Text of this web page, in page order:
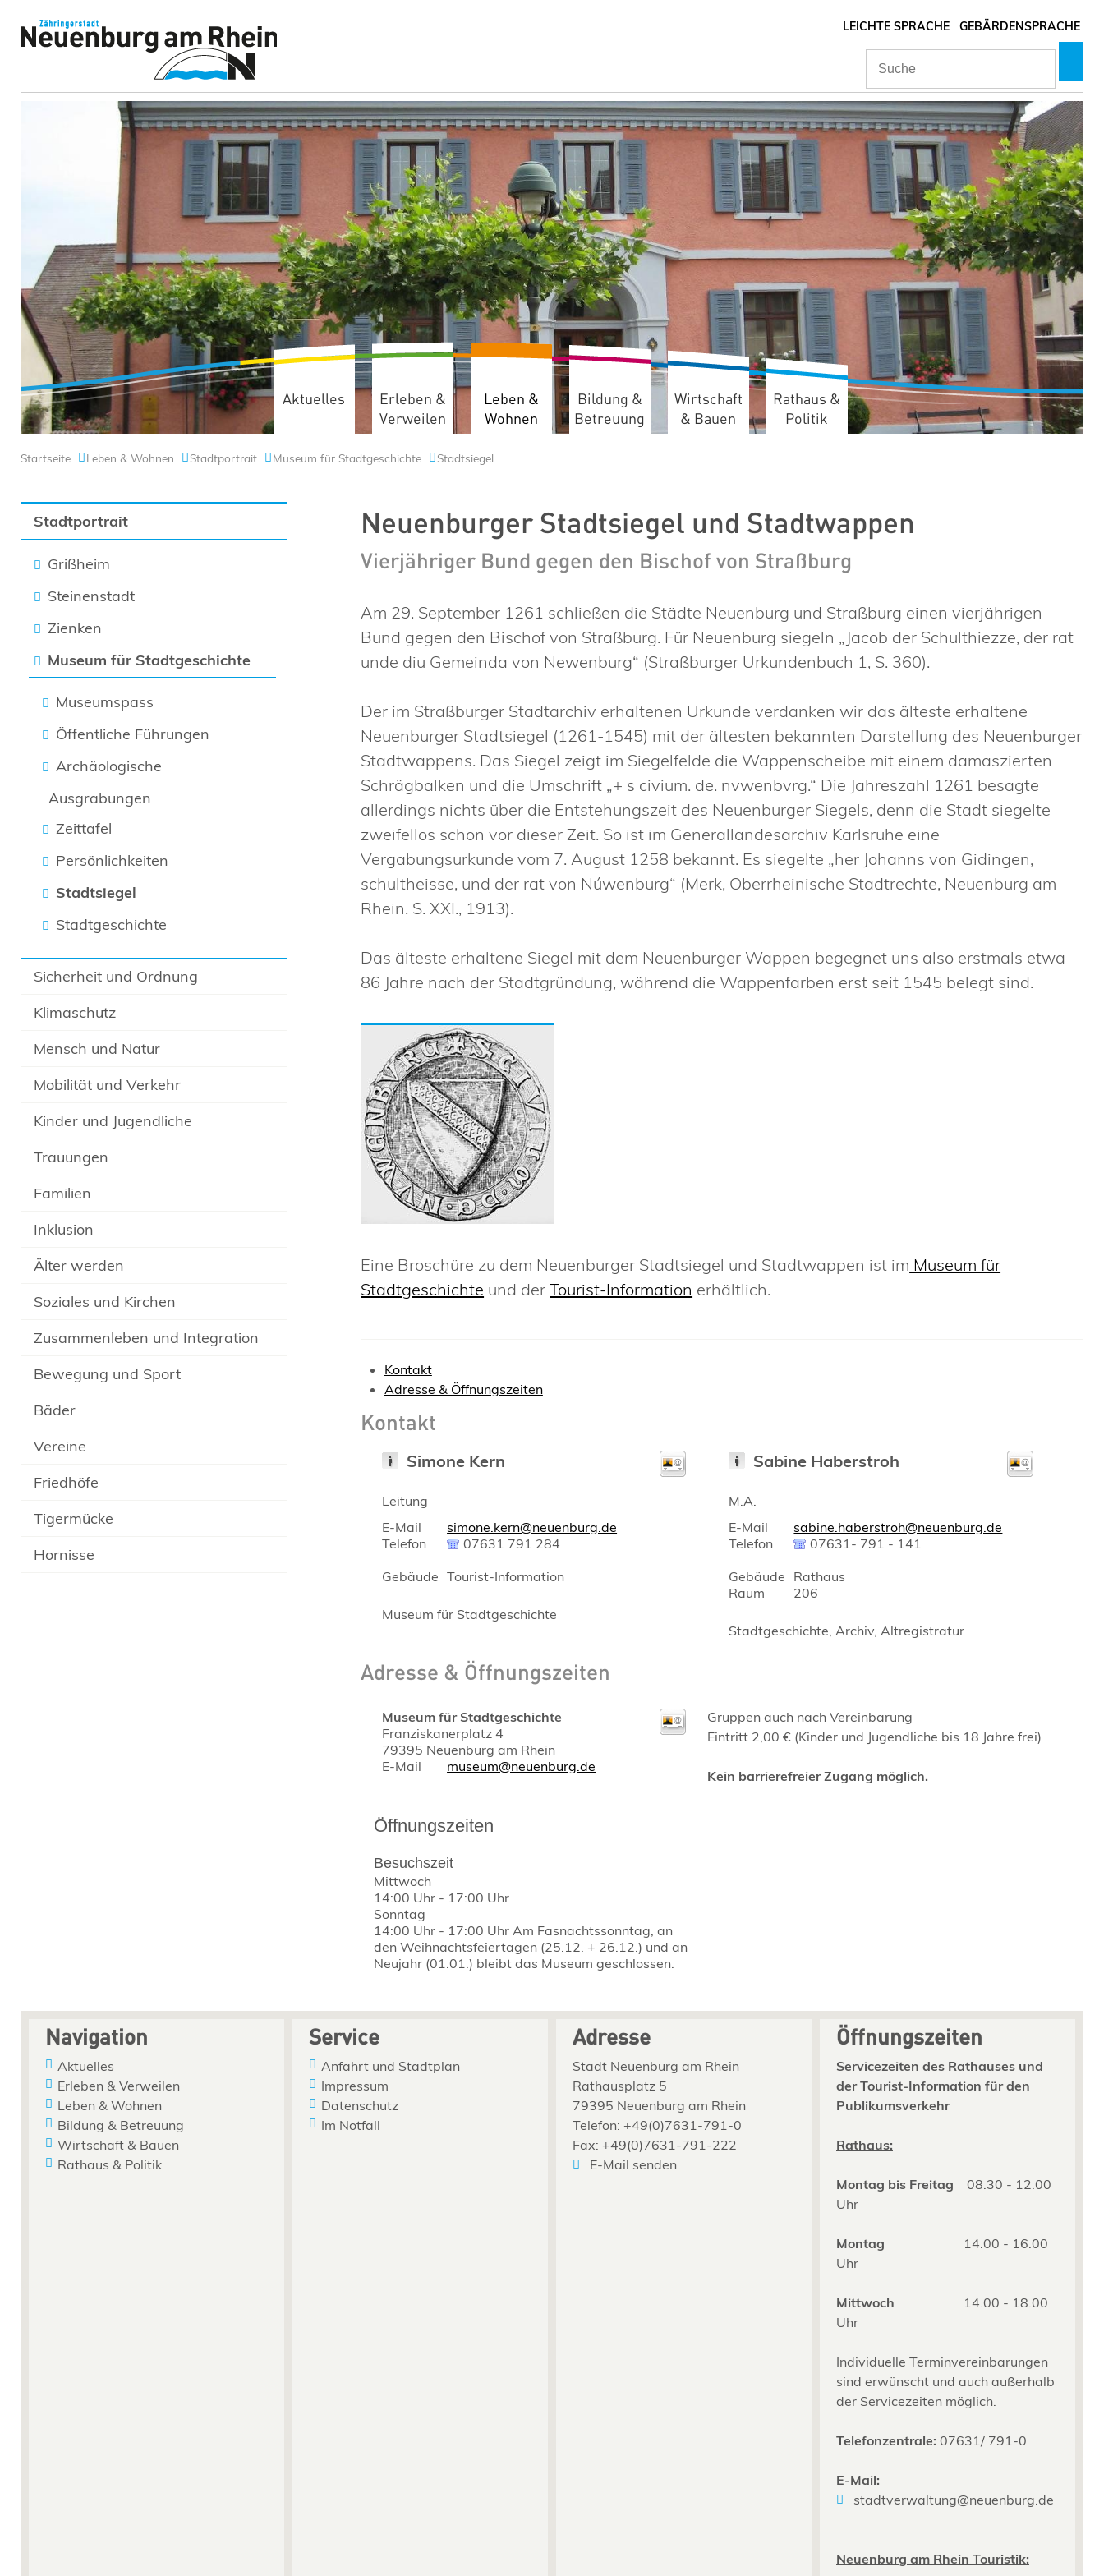
LEICHTE SPRACHE GEBÄRDENSPRACHE
Aktuelles
Erleben &
Verweilen
Leben &
Wohnen
Bildung &
Betreuung
Wirtschaft
& Bauen
Rathaus &
Politik
Startseite Leben & Wohnen Stadtportrait Museum für Stadtgeschichte Stadtsiegel
Stadtportrait
Grißheim
Steinenstadt
Zienken
Museum für Stadtgeschichte
Museumspass
Öffentliche Führungen
Archäologische
Ausgrabungen
Zeittafel
Persönlichkeiten
Stadtsiegel
Stadtgeschichte
Sicherheit und Ordnung
Klimaschutz
Mensch und Natur
Mobilität und Verkehr
Kinder und Jugendliche
Trauungen
Familien
Inklusion
Älter werden
Soziales und Kirchen
Zusammenleben und Integration
Bewegung und Sport
Bäder
Vereine
Friedhöfe
Tigermücke
Hornisse
Neuenburger Stadtsiegel und Stadtwappen
Vierjähriger Bund gegen den Bischof von Straßburg
Am 29. September 1261 schließen die Städte Neuenburg und Straßburg einen vierjährigen
Bund gegen den Bischof von Straßburg. Für Neuenburg siegeln „Jacob der Schulthiezze, der rat
unde diu Gemeinda von Newenburg“ (Straßburger Urkundenbuch 1, S. 360).
Der im Straßburger Stadtarchiv erhaltenen Urkunde verdanken wir das älteste erhaltene
Neuenburger Stadtsiegel (1261-1545) mit der ältesten bekannten Darstellung des Neuenburger
Stadtwappens. Das Siegel zeigt im Siegelfelde die Wappenscheibe mit einem damaszierten
Schrägbalken und die Umschrift „+ s civium. de. nvwenbvrg.“ Die Jahreszahl 1261 besagte
allerdings nichts über die Entstehungszeit des Neuenburger Siegels, denn die Stadt siegelte
zweifellos schon vor dieser Zeit. So ist im Generallandesarchiv Karlsruhe eine
Vergabungsurkunde vom 7. August 1258 bekannt. Es siegelte „her Johanns von Gidingen,
schultheisse, und der rat von Núwenburg“ (Merk, Oberrheinische Stadtrechte, Neuenburg am
Rhein. S. XXI., 1913).
Das älteste erhaltene Siegel mit dem Neuenburger Wappen begegnet uns also erstmals etwa
86 Jahre nach der Stadtgründung, während die Wappenfarben erst seit 1545 belegt sind.
Eine Broschüre zu dem Neuenburger Stadtsiegel und Stadtwappen ist im Museum für
Stadtgeschichte und derTourist-Information erhältlich.
Kontakt
Adresse & Öffnungszeiten
Kontakt
Simone Kern
Leitung
E-Mail
simone.kern@neuenburg.de
Telefon
07631 791 284
Gebäude Tourist-Information
Museum für Stadtgeschichte
Sabine Haberstroh
M.A.
E-Mail
sabine.haberstroh@neuenburg.de
Telefon
07631- 791 - 141
Gebäude Rathaus
Raum
206
Stadtgeschichte, Archiv, Altregistratur
Adresse & Öffnungszeiten
Museum für Stadtgeschichte
Franziskanerplatz 4
79395 Neuenburg am Rhein
E-Mail
museum@neuenburg.de
Öffnungszeiten
Besuchszeit
Mittwoch
14:00 Uhr - 17:00 Uhr
Sonntag
14:00 Uhr - 17:00 Uhr Am Fasnachtssonntag, an
den Weihnachtsfeiertagen (25.12. + 26.12.) und an
Neujahr (01.01.) bleibt das Museum geschlossen.
Gruppen auch nach Vereinbarung
Eintritt 2,00 € (Kinder und Jugendliche bis 18 Jahre frei)
Kein barrierefreier Zugang möglich.
Navigation
Aktuelles
Erleben & Verweilen
Leben & Wohnen
Bildung & Betreuung
Wirtschaft & Bauen
Rathaus & Politik
Service
Anfahrt und Stadtplan
Impressum
Datenschutz
Im Notfall
Adresse
Stadt Neuenburg am Rhein
Rathausplatz 5
79395 Neuenburg am Rhein
Telefon: +49(0)7631-791-0
Fax: +49(0)7631-791-222
E-Mail senden
Öffnungszeiten
Servicezeiten des Rathauses und
der Tourist-Information für den
Publikumsverkehr
Rathaus:
Montag bis Freitag 08.30 - 12.00
Uhr
Montag
14.00 - 16.00
Uhr
Mittwoch
14.00 - 18.00
Uhr
Individuelle Terminvereinbarungen
sind erwünscht und auch außerhalb
der Servicezeiten möglich.
Telefonzentrale: 07631/ 791-0
E-Mail:
stadtverwaltung@neuenburg.de
Neuenburg am Rhein Touristik: